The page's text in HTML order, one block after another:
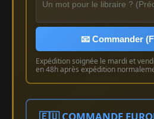
📧 Commander
Expédition soignée le mardi et
en 48h après expédition